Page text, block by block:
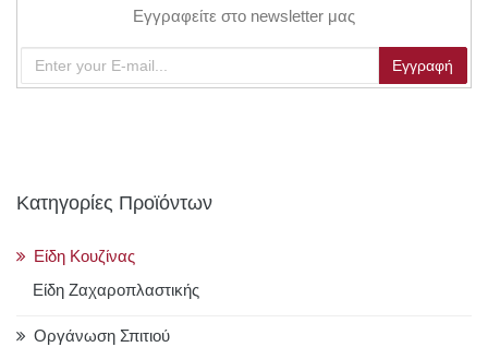
Εγγραφείτε στο newsletter μας
Κατηγορίες Προϊόντων
Είδη Κουζίνας
Είδη Ζαχαροπλαστικής
Οργάνωση Σπιτιού